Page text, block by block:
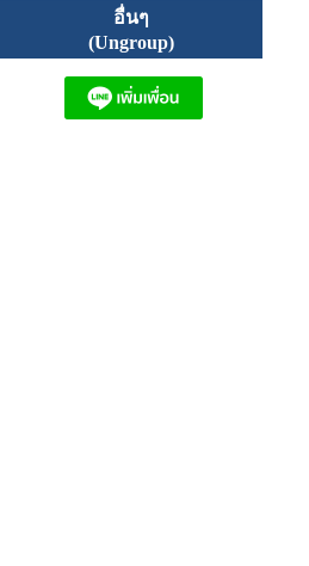
อื่นๆ
(Ungroup)